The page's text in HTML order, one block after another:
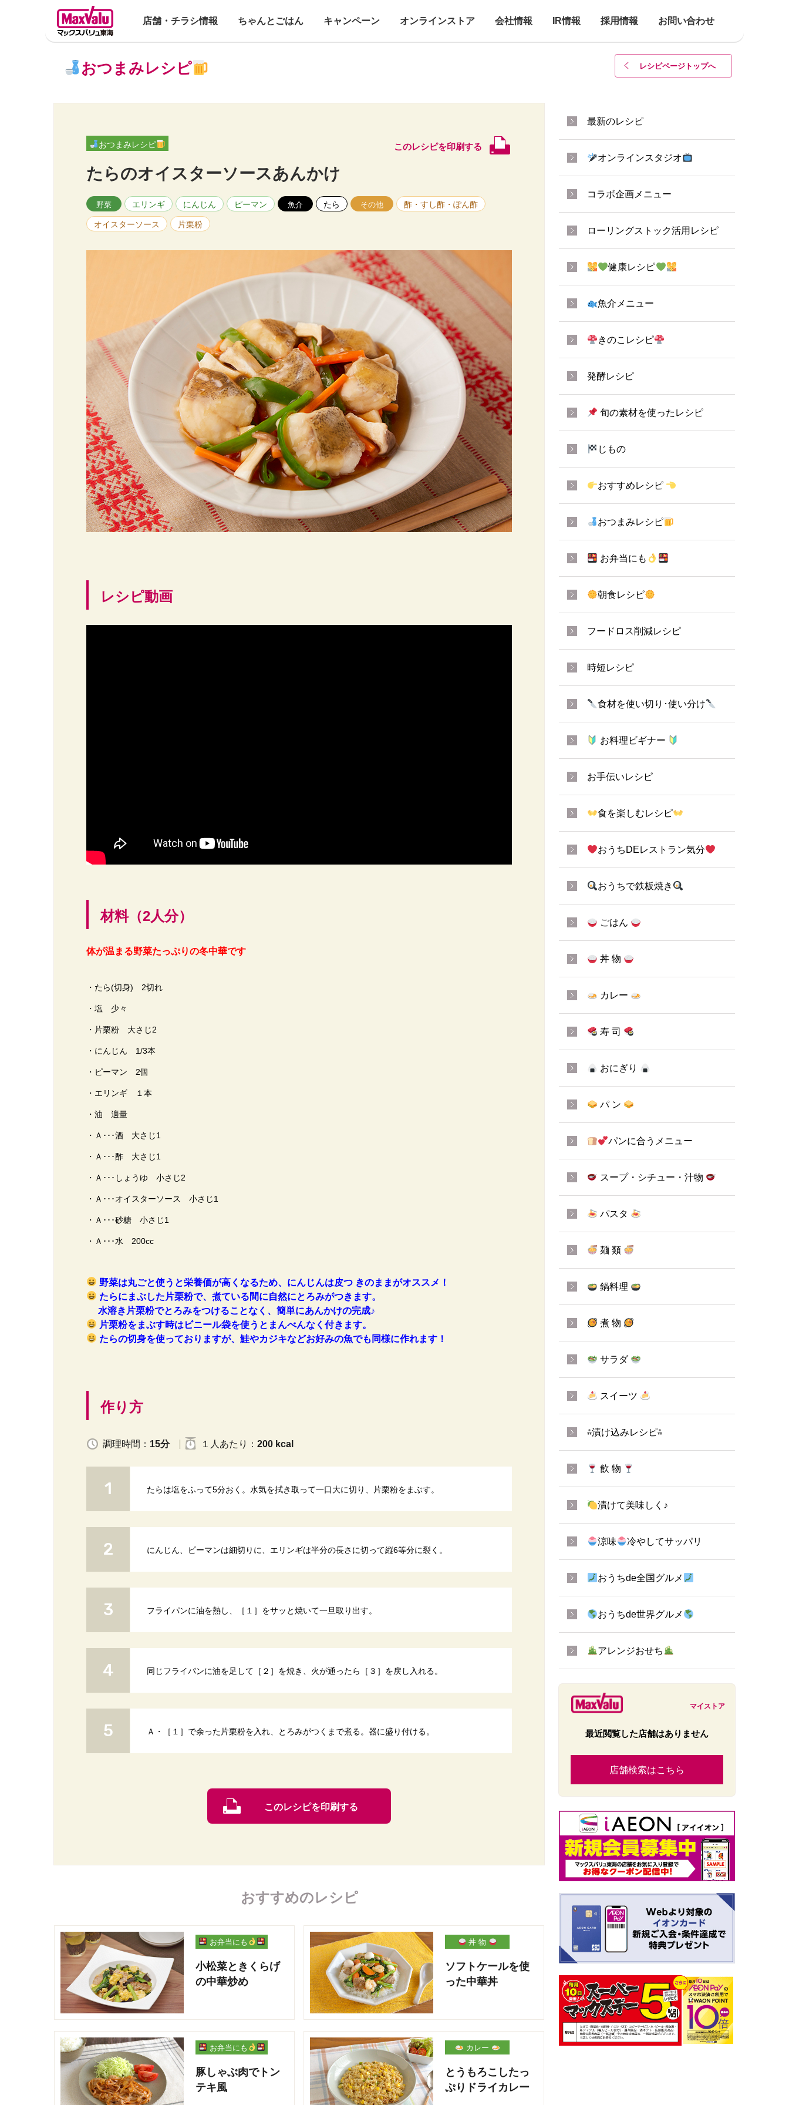
店舗・チラシ情報 ちゃんとごはん キャンペーン オンラインストア 会社情報 IR情報 採用情報 お問い合わせ
レシピページトップへ
おつまみレシピ
おつまみレシピ このレシピを印刷する
たらのオイスターソースあんかけ
野菜 エリンギ にんじん ピーマン 魚介 たら その他 酢・すし酢・ぽん酢
オイスターソース 片栗粉
レシピ動画
材料（2人分）
体が温まる野菜たっぷりの冬中華です
・たら(切身) 2切れ
・塩 少々
・片栗粉 大さじ2
・にんじん 1/3本
・ピーマン 2個
・エリンギ １本
・油 適量
・Ａ･･･酒 大さじ1
・Ａ･･･酢 大さじ1
・Ａ･･･しょうゆ 小さじ2
・Ａ･･･オイスターソース 小さじ1
・Ａ･･･砂糖 小さじ1
・Ａ･･･水 200cc
野菜は丸ごと使うと栄養価が高くなるため、にんじんは皮つ きのままがオススメ！
たらにまぶした片栗粉で、煮ている間に自然にとろみがつきます。
水溶き片栗粉でとろみをつけることなく、簡単にあんかけの完成♪
片栗粉をまぶす時はビニール袋を使うとまんべんなく付きます。
たらの切身を使っておりますが、鮭やカジキなどお好みの魚でも同様に作れます！
作り方
調理時間： 15分 １人 あたり ： 200 kcal
たらは塩をふって5分おく。水気を拭き取って一口大に切り、片栗粉をまぶす。
にんじん、ピーマンは細切りに、エリンギは半分の長さに切って縦6等分に裂く。
フライパンに油を熱し、［１］をサッと焼いて一旦取り出す。
同じフライパンに油を足して［２］を焼き、火が通ったら［３］を戻し入れる。
Ａ・［１］で余った片栗粉を入れ、とろみがつくまで煮る。器に盛り付ける。
このレシピを印刷する
おすすめのレシピ
お弁当にも
小松菜ときくらげ
の中華炒め
丼 物
ソフトケールを使
った中華丼
お弁当にも
豚しゃぶ肉でトン
テキ風
カレー
とうもろこしたっ
ぷりドライカレー
最新のレシピ
オンラインスタジオ
コラボ企画メニュー
ローリングストック活用レシピ
健康レシピ
魚介メニュー
きのこレシピ
発酵レシピ
旬の素材を使ったレシピ
じもの
おすすめレシピ
おつまみレシピ
お弁当にも
朝食レシピ
フードロス削減レシピ
時短レシピ
食材を使い切り･使い分け
お料理ビギナー
お手伝いレシピ
食を楽しむレシピ
おうちDEレストラン気分
おうちで鉄板焼き
ごはん
丼 物
カレー
寿 司
おにぎり
パ ン
パンに合うメニュー
スープ・シチュー・汁物
パスタ
麺 類
鍋料理
煮 物
サラダ
スイーツ
⁂漬け込みレシピ⁂
飲 物
漬けて美味しく♪
涼味 冷やしてサッパリ
おうちde全国グルメ
おうちde世界グルメ
アレンジおせち
マイストア
最近閲覧した店舗はありません
店舗検索はこちら